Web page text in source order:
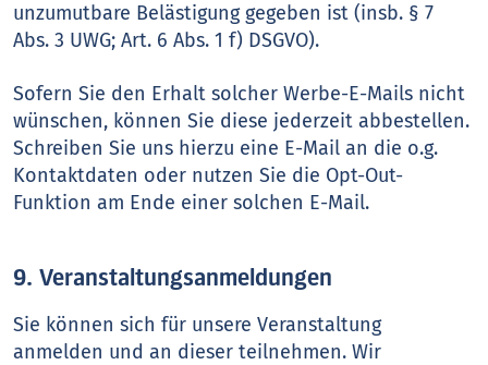
unzumutbare Belästigung gegeben ist (insb. § 7
Abs. 3 UWG; Art. 6 Abs. 1 f) DSGVO).
Sofern Sie den Erhalt solcher Werbe-E-Mails nicht
wünschen, können Sie diese jederzeit abbestellen.
Schreiben Sie uns hierzu eine E-Mail an die o.g.
Kontaktdaten oder nutzen Sie die Opt-Out-
Funktion am Ende einer solchen E-Mail.
9. Veranstaltungsanmeldungen
Sie können sich für unsere Veranstaltung
anmelden und an dieser teilnehmen. Wir